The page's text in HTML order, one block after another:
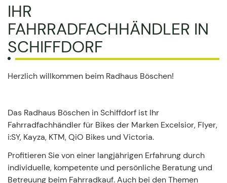
IHR
FAHRRADFACHHÄNDLER IN
SCHIFFDORF
Herzlich willkommen beim Radhaus Böschen!
Das Radhaus Böschen in Schiffdorf ist Ihr
Fahrradfachhändler für Bikes der Marken Excelsior, Flyer,
i:SY, Kayza, KTM, QiO Bikes und Victoria.
Profitieren Sie von einer langjährigen Erfahrung durch
individuelle, kompetente und persönliche Beratung und
Betreuung beim Fahrradkauf. Auch bei den Themen